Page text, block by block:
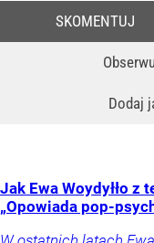
Dodaj
SKOMENTUJ
Jak Ewa Woydyłło z
„Opowiada pop-